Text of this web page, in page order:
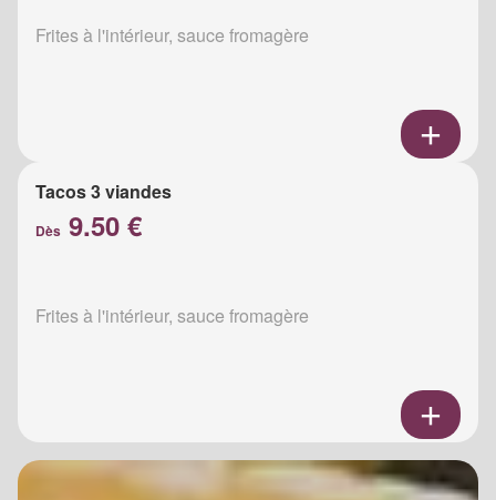
Frites à l'intérieur, sauce fromagère
Tacos 3 viandes
Dès 9.50 €
Frites à l'intérieur, sauce fromagère